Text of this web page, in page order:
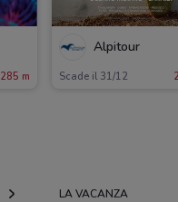
285 m
Alpitour
Scade il 31/12
LA VACANZA